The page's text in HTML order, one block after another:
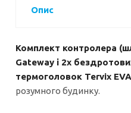
Опис
Комплект контролера
Gateway і 2х
термоголовок Tervix
розумного будинку.